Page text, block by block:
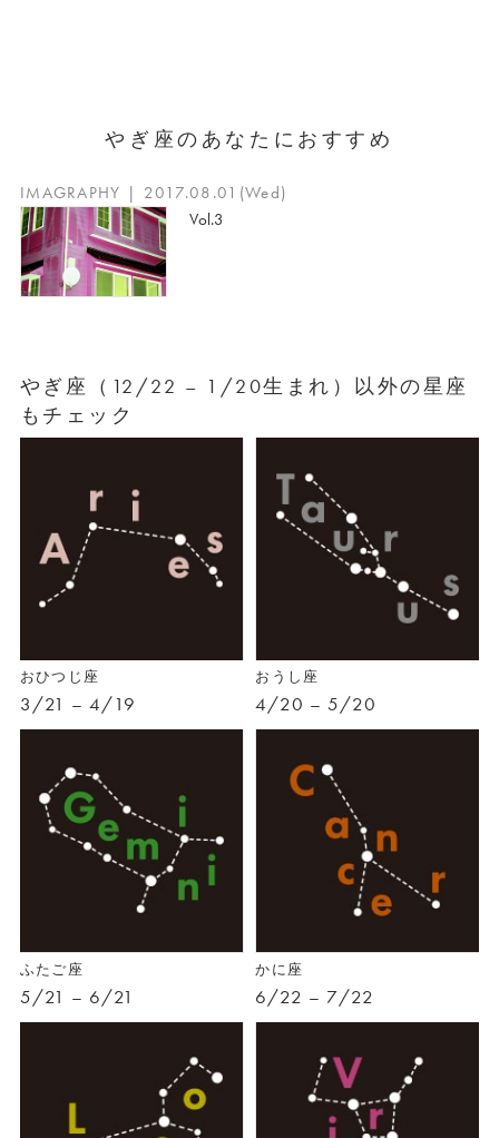
やぎ座のあなたにおすすめ
IMAGRAPHY | 2017.08.01(Wed)
Vol.3
やぎ座（12/22 – 1/20生まれ）以外の星座
もチェック
おひつじ座
3/21 – 4/19
おうし座
4/20 – 5/20
ふたご座
5/21 – 6/21
かに座
6/22 – 7/22